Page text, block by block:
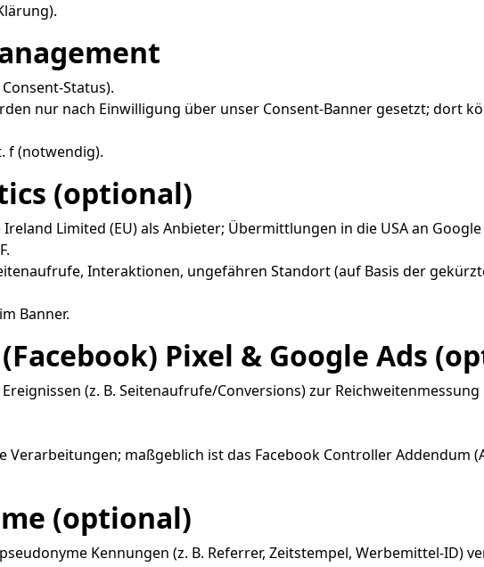
Status).
nur nach Einwilligung über unser Consent-Banner gesetzt; dort
f (notwendig).
(optional)
Limited (EU) als Anbieter; Übermittlungen in die USA an Google
Interaktionen, ungefähren Standort (auf Basis der
Banner.
Pixel & Google Ads
(z. B. Seitenaufrufe/Conversions) zur Reichweitenmessung
maßgeblich ist das Facebook Controller Addendum
(optional)
Kennungen (z. B. Referrer, Zeitstempel, Werbemittel-ID)